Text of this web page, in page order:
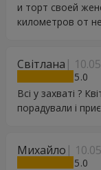
и торт своей
километров от
Світлана
5
Всі у захваті ?
порадували і
Михайло
5